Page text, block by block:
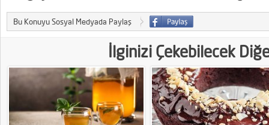
Bu Konuyu Sosyal Medyada Paylaş
İlginizi Çekebilecek